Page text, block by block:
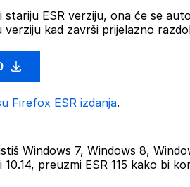
ESR verziju, ona će se
kad završi prijelazno
Firefox ESR izdanja.
Windows 7, Windows 8,
10.14, preuzmi ESR 115 kako bi